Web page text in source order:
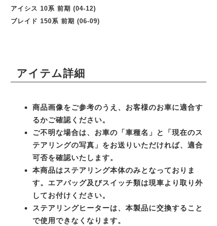
アイシス 10系 前期 (04-12)
ブレイド 150系 前期 (06-09)
アイテム詳細
商品画像をご参考のうえ、お客様のお車に適合す
るかご確認ください。
ご不明な場合は、お車の「車種名」と「現在のス
テアリングの写真」をお送りいただければ、適合
可否を確認いたします。
本商品はステアリング本体のみとなっておりま
す。エアバッグ及びスイッチ類は現車より取り外
してお付けください。
ステアリングヒーターは、本製品に交換すること
で使用できなくなります。